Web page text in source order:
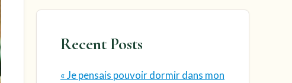
Recent Posts
« Je pensais pouvoir dormir dans mon